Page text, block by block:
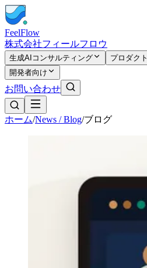
FeelFlow
株式会社フィールフロウ
生成AIコンサルティング プロダクト
開発者向け
お問い合わせ
ホーム/News / Blog/ブログ